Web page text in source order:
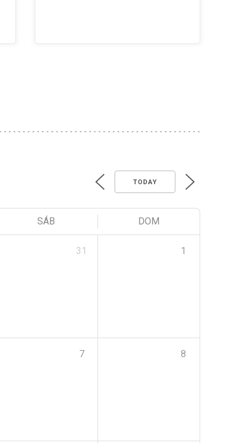
TODAY
SÁB DOM
31 1
7 8